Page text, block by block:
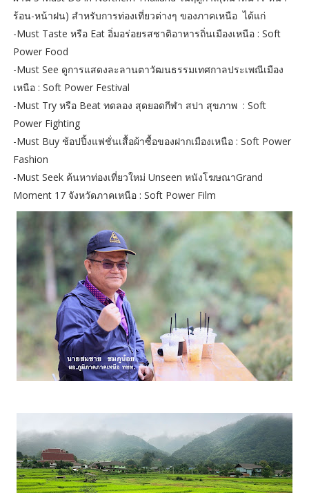
ร้อน-หน้าฝน) สำหรับการท่องเที่ยวต่างๆ ของภาคเหนือ ได้แก่
-Must Taste หรือ Eat อิ่มอร่อยรสชาติอาหารถิ่นเมืองเหนือ : Soft
Power Food
-Must See ดูการแสดงละลานตาวัฒนธรรมเทศกาลประเพณีเมือง
เหนือ : Soft Power Festival
-Must Try หรือ Beat ทดลอง สุดยอดกีฬา สปา สุขภาพ : Soft
Power Fighting
-Must Buy ช้อปปิ้งแฟชั่นเสื้อผ้าซื้อของฝากเมืองเหนือ : Soft Power
Fashion
-Must Seek ค้นหาท่องเที่ยวใหม่ Unseen หนังโฆษณาGrand
Moment 17 จังหวัดภาคเหนือ : Soft Power Film